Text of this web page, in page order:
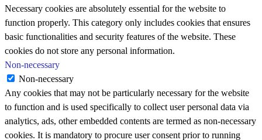
Necessary cookies are absolutely essential for the website to
function properly. This category only includes cookies that ensures
basic functionalities and security features of the website. These
cookies do not store any personal information.
Non-necessary
Non-necessary
Any cookies that may not be particularly necessary for the website
to function and is used specifically to collect user personal data via
analytics, ads, other embedded contents are termed as non-necessary
cookies. It is mandatory to procure user consent prior to running